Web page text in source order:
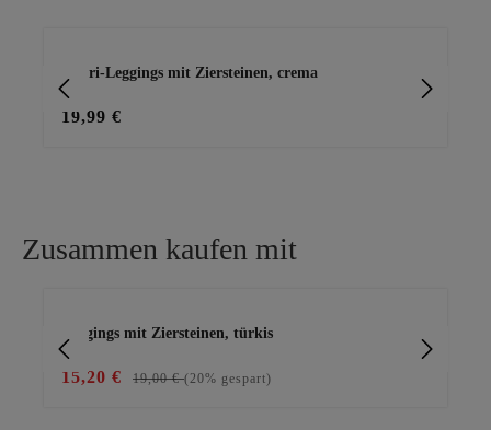
Capri-Leggings mit Ziersteinen, crema
19,99 €
Zusammen kaufen mit
Leggings mit Ziersteinen, türkis
15,20 € 19,00 €(20% gespart)